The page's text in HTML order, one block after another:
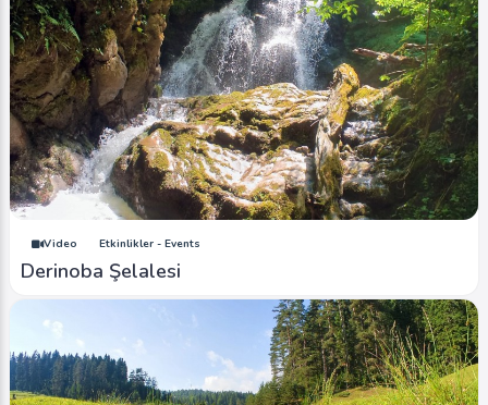
Video Etkinlikler - Events
Derinoba Şelalesi